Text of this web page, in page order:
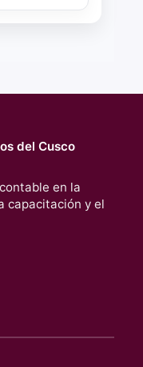
del Cusco
en la
capacitación y el